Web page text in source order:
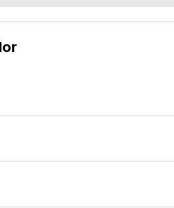
é usado para textos